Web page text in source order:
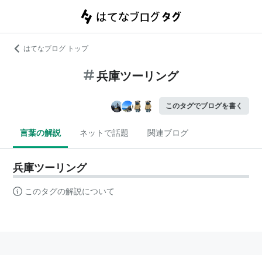
はてなブログ トップ
兵庫ツーリング
このタグでブログを書く
言葉の解説 ネットで話題 関連ブログ
兵庫ツーリング
このタグの解説について